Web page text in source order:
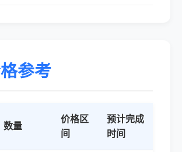
参考
数量
价格区
间
预计完成
时间